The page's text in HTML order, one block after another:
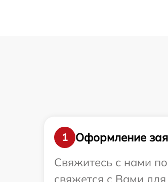
1
Оформление
Свяжитесь с нами
свяжется с Вами